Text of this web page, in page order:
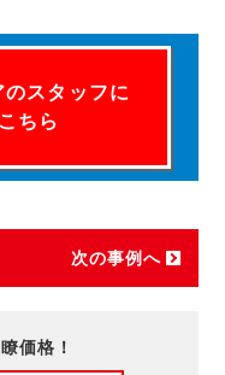
スタッフに
ちら
次の事例へ
価格！